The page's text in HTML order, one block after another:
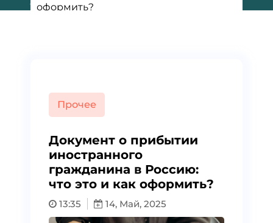
оформить?
Прочее
Документ о прибытии
иностранного
гражданина в Россию:
что это и как оформить?
13:35 14, Май, 2025